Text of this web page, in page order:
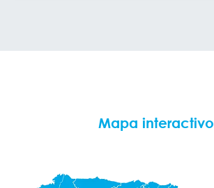
Mapa interactivo